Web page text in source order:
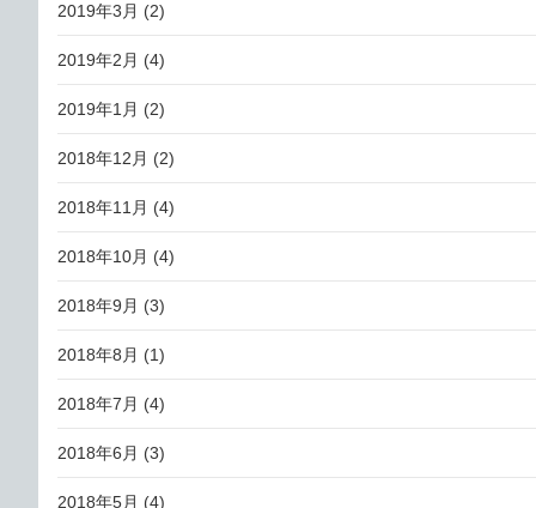
2019年3月 (2)
2019年2月 (4)
2019年1月 (2)
2018年12月 (2)
2018年11月 (4)
2018年10月 (4)
2018年9月 (3)
2018年8月 (1)
2018年7月 (4)
2018年6月 (3)
2018年5月 (4)